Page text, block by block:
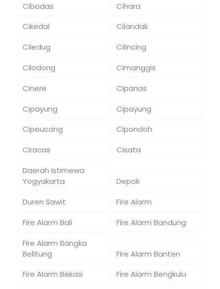
Cibodas
Cihara
Cikedal
Cilandak
Ciledug
Cilincing
Cilodong
Cimanggis
Cinere
Cipanas
Cipayung
Cipayung
Cipeucang
Cipondoh
Ciracas
Cisata
Daerah Istimewa
Yogyakarta
Depok
Duren Sawit
Fire Alarm
Fire Alarm Bali
Fire Alarm Bandung
Fire Alarm Bangka
Belitung
Fire Alarm Banten
Fire Alarm Bekasi
Fire Alarm Bengkulu